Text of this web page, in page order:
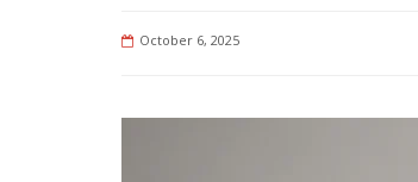
October 6, 2025